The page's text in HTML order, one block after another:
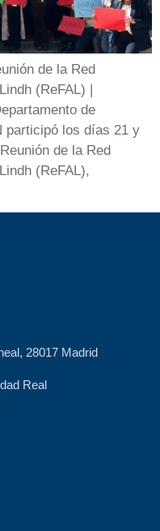
de la Red
(ReFAL) |
de
participó los días 21 y
de la Red
(ReFAL),
28017 Madrid
Real